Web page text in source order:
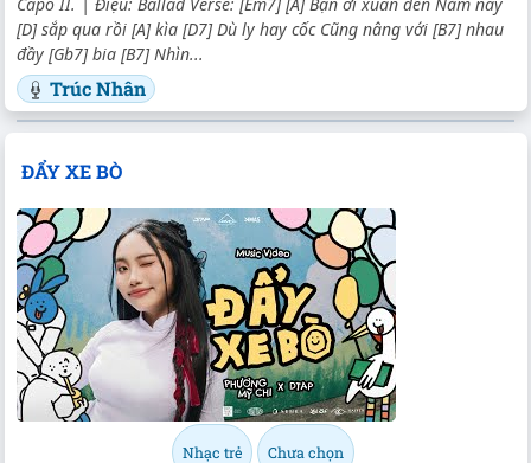
[D] sắp qua rồi [A] kìa [D7] Dù ly hay cốc Cũng nâng với [B7] nhau
đầy [Gb7] bia [B7] Nhìn...
Trúc Nhân
ĐẨY XE BÒ
Nhạc trẻ Chưa chọn